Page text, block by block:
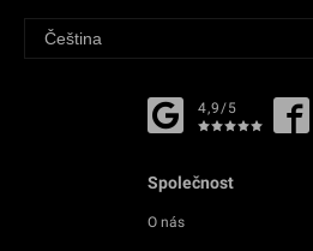
4,9/5
Společnost
O nás